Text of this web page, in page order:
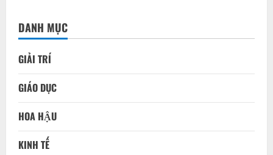
SỨC KHỎE
THỂ THAO
THIỆN NGUYỆN
THỜI TRANG